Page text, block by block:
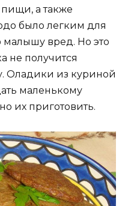
а также
было легким для
вред. Но это
не получится
Оладики из куриной
маленькому
их приготовить.